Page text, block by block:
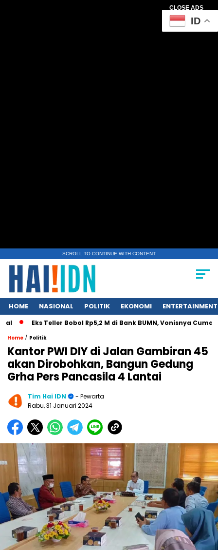
CLOSE ADS
SCROLL TO CONTINUE WITH CONTENT
HOME NASIONAL POLITIK EKONOMI ENTERTAINMENT
Eks Teller Bobol Rp5,2 M di Bank BUMN, Vonisnya Cuma 4,5
Home / Politik
Kantor PWI DIY di Jalan Gambiran 45
akan Dirobohkan, Bangun Gedung
Grha Pers Pancasila 4 Lantai
Tim Hai IDN
- Pewarta
Rabu, 31 Januari 2024
ID